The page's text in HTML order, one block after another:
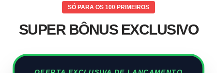
SÓ PARA OS 100 PRIMEIROS
SUPER BÔNUS EXCLUSIVO